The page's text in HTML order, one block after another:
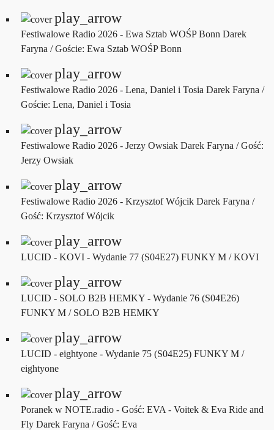
play_arrow
Festiwalowe Radio 2026 - Ewa Sztab WOŚP Bonn Darek
Faryna / Goście: Ewa Sztab WOŚP Bonn
play_arrow
Festiwalowe Radio 2026 - Lena, Daniel i Tosia Darek Faryna /
Goście: Lena, Daniel i Tosia
play_arrow
Festiwalowe Radio 2026 - Jerzy Owsiak Darek Faryna / Gość:
Jerzy Owsiak
play_arrow
Festiwalowe Radio 2026 - Krzysztof Wójcik Darek Faryna /
Gość: Krzysztof Wójcik
play_arrow
LUCID - KOVI - Wydanie 77 (S04E27) FUNKY M / KOVI
play_arrow
LUCID - SOLO B2B HEMKY - Wydanie 76 (S04E26)
FUNKY M / SOLO B2B HEMKY
play_arrow
LUCID - eightyone - Wydanie 75 (S04E25) FUNKY M /
eightyone
play_arrow
Poranek w NOTE.radio - Gość: EVA - Voitek & Eva Ride and
Fly Darek Faryna / Gość: Eva